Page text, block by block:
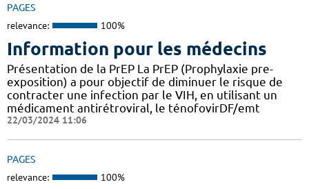
PAGES
relevance: 100%
Information pour les médecins
Présentation de la PrEP La PrEP (Prophylaxie pre-
exposition) a pour objectif de diminuer le risque de
contracter une infection par le VIH, en utilisant un
médicament antirétroviral, le ténofovirDF/emt
22/03/2024 11:06
PAGES
relevance: 100%